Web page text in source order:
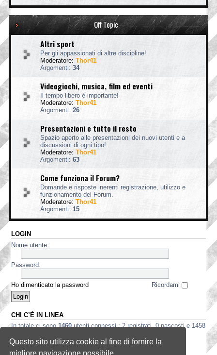
Questo sito utilizza cookie al fine di fornire la
migliore navigazione possibile
Off Topic
Altri sport
Per gli appassionati di altre discipline!
Moderatore: Thor41
Argomenti: 34
Videogiochi, musica, film ed eventi
Il tempo libero è importante!
Moderatore: Thor41
Argomenti: 26
Presentazioni e tutto il resto
Spazio aperto alle presentazioni dei nuovi utenti e a
discussioni di ogni tipo!
Moderatore: Thor41
Argomenti: 63
Come funziona il Forum?
Domande e risposte inerenti registrazione, utilizzo e
funzionamento del Forum.
Moderatore: Thor41
Argomenti: 15
LOGIN
Nome utente:
Password:
Ho dimenticato la password Ricordami
CHI C’È IN LINEA
In totale ci sono1460utenti connessi : 2 registrati, 0 nascosti e 1458
Record di utenti connessi:3535 registrato il 2 ago 2026, 5:56